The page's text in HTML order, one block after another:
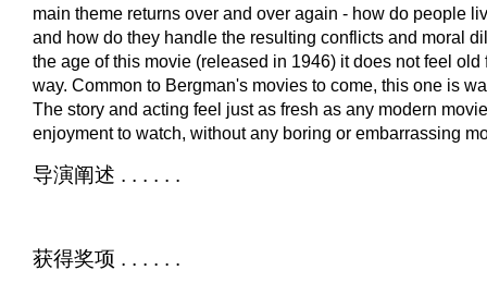
main theme returns over and over again - how do people
and how do they handle the resulting conflicts and moral
the age of this movie (released in 1946) it does not feel
way. Common to Bergman's movies to come, this one is
The story and acting feel just as fresh as any modern
enjoyment to watch, without any boring or embarrassing
导演阐述 . . . . . .
获得奖项 . . . . . .